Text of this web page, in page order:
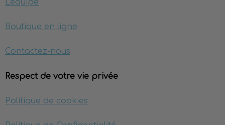
L'équipe
Boutique en ligne
Contactez-nous
Respect de votre vie privée
Politique de cookies